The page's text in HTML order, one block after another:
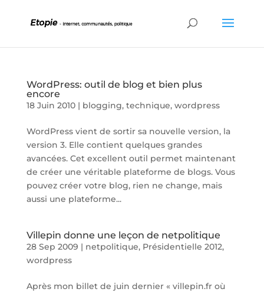
WordPress: outil de blog et bien plus
encore
18 Juin 2010| blogging, technique, wordpress
WordPress vient de sortir sa nouvelle version, la
version 3. Elle contient quelques grandes
avancées. Cet excellent outil permet maintenant
de créer une véritable plateforme de blogs. Vous
pouvez créer votre blog, rien ne change, mais
aussi une plateforme...
Villepin donne une leçon de netpolitique
28 Sep 2009 | netpolitique, Présidentielle 2012,
wordpress
Après mon billet de juin dernier « villepin.fr où